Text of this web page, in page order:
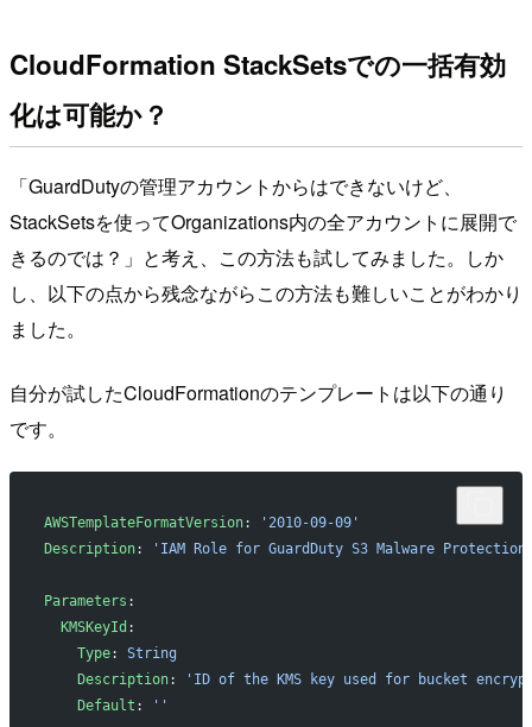
CloudFormation StackSetsでの一括有効
化は可能か？
「GuardDutyの管理アカウントからはできないけど、
StackSetsを使ってOrganizations内の全アカウントに展開で
きるのでは？」と考え、この方法も試してみました。しか
し、以下の点から残念ながらこの方法も難しいことがわかり
ました。
自分が試したCloudFormationのテンプレートは以下の通り
です。
AWSTemplateFormatVersion:
'2010-09-09'
Description: 'IAM Role for GuardDuty S3 Malware
Parameters :
  KMSKeyId
:
    Type
: String
    Description
:
'ID of the KMS key used for bucket
    Default
: ''